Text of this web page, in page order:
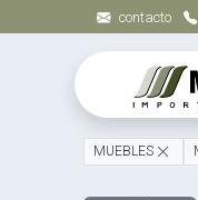
contacto
MUEBLES